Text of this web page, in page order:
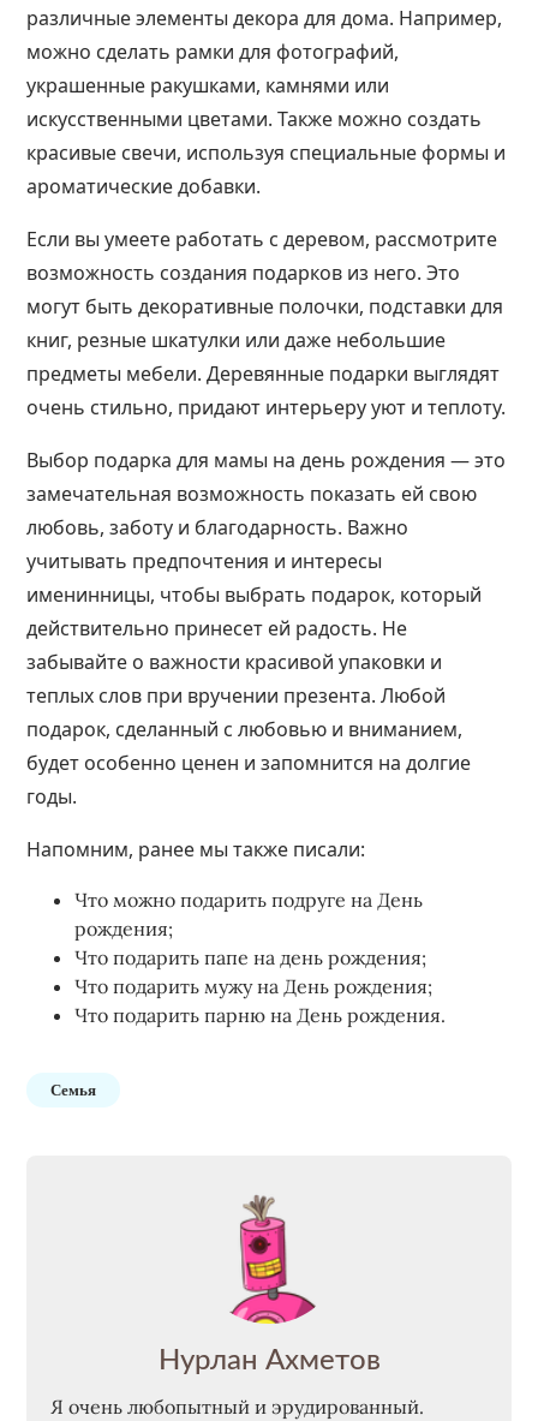
различные элементы декора для дома. Например,
можно сделать рамки для фотографий,
украшенные ракушками, камнями или
искусственными цветами. Также можно создать
красивые свечи, используя специальные формы и
ароматические добавки.
Если вы умеете работать с деревом, рассмотрите
возможность создания подарков из него. Это
могут быть декоративные полочки, подставки для
книг, резные шкатулки или даже небольшие
предметы мебели. Деревянные подарки выглядят
очень стильно, придают интерьеру уют и теплоту.
Выбор подарка для мамы на день рождения — это
замечательная возможность показать ей свою
любовь, заботу и благодарность. Важно
учитывать предпочтения и интересы
именинницы, чтобы выбрать подарок, который
действительно принесет ей радость. Не
забывайте о важности красивой упаковки и
теплых слов при вручении презента. Любой
подарок, сделанный с любовью и вниманием,
будет особенно ценен и запомнится на долгие
годы.
Напомним, ранее мы также писали:
Что можно подарить подруге на День
рождения;
Что подарить папе на день рождения;
Что подарить мужу на День рождения;
Что подарить парню на День рождения.
Семья
Нурлан Ахметов
Я очень любопытный и эрудированный.